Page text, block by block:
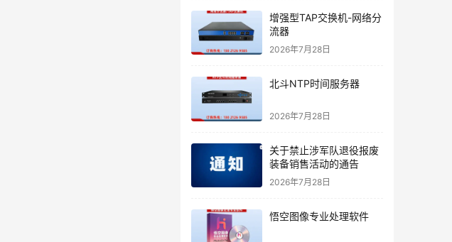
增强型TAP交换机-网络分
流器
2026年7月28日
北斗NTP时间服务器
2026年7月28日
关于禁止涉军队退役报废
装备销售活动的通告
2026年7月28日
悟空图像专业处理软件